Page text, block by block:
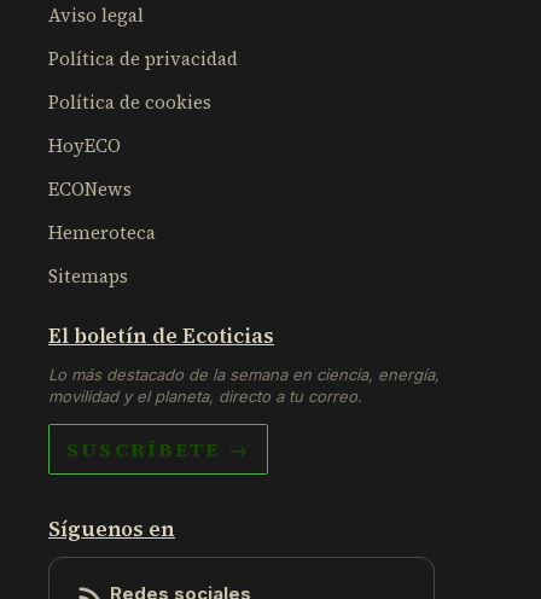
Aviso legal
Política de privacidad
Política de cookies
HoyECO
ECONews
Hemeroteca
Sitemaps
El boletín de Ecoticias
Lo más destacado de la semana en ciencia, energía,
movilidad y el planeta, directo a tu correo.
SUSCRÍBETE →
Síguenos en
Redes sociales